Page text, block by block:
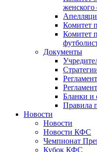
женского
Комитет
Комитет
Документы
Бланки и
Правила
Новости
Новости
Новости КФС
Чемпионат
Кубок КФС